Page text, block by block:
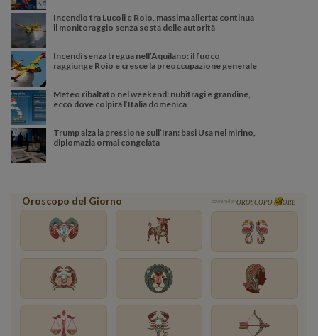
Incendio tra Lucoli e Roio, massima allerta: continua
il monitoraggio senza sosta delle autorità
Incendi senza tregua nell’Aquilano: il fuoco
raggiunge Roio e cresce la preoccupazione generale
Meteo ribaltato nel weekend: nubifragi e grandine,
ecco dove colpirà l’Italia domenica
Trump alza la pressione sull’Iran: basi Usa nel mirino,
diplomazia ormai congelata
Oroscopo del Giorno powered by OROSCOPO ORE